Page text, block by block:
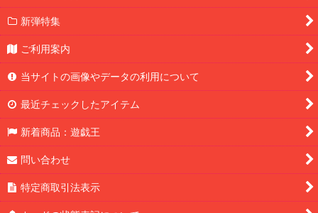
新弾特集
ご利用案内
当サイトの画像やデータの利用について
最近チェックしたアイテム
新着商品：遊戯王
問い合わせ
特定商取引法表示